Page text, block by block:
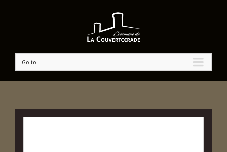
Go to...